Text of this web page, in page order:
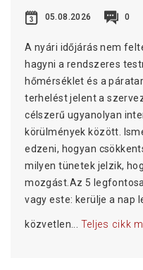
05.08.2026 0
A nyári időjárás nem
hagyni a rendszeres
hőmérséklet és a
terhelést jelent a
célszerű ugyanolyan
körülmények között.
edzeni, hogyan
milyen tünetek jelzik,
mozgást.Az 5
vagy este: kerülje a nap
közvetlen... Teljes cikk